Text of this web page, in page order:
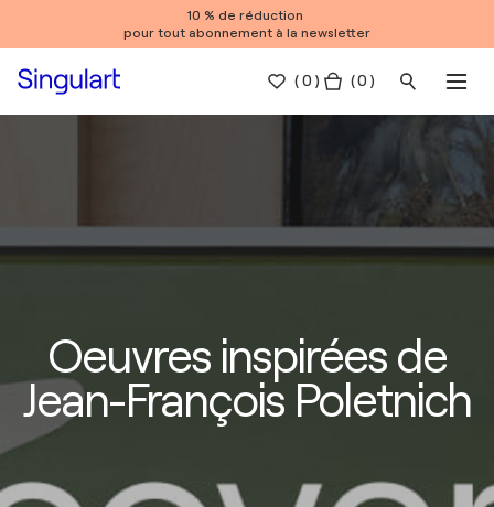
10 % de réduction
pour tout abonnement à la newsletter
(0 ) ( 0 )
Oeuvres inspirées de
Jean-François Poletnich